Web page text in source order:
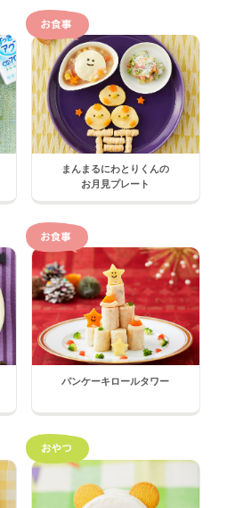
まんまるにわとりくんの
お月見プレート
パンケーキロールタワー